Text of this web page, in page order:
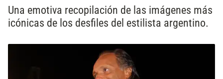
Una emotiva recopilación de las imágenes más
icónicas de los desfiles del estilista argentino.